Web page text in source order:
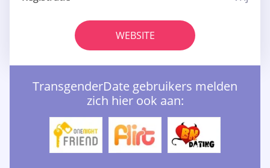
WEBSITE
TransgenderDate gebruikers melden
zich hier ook aan: